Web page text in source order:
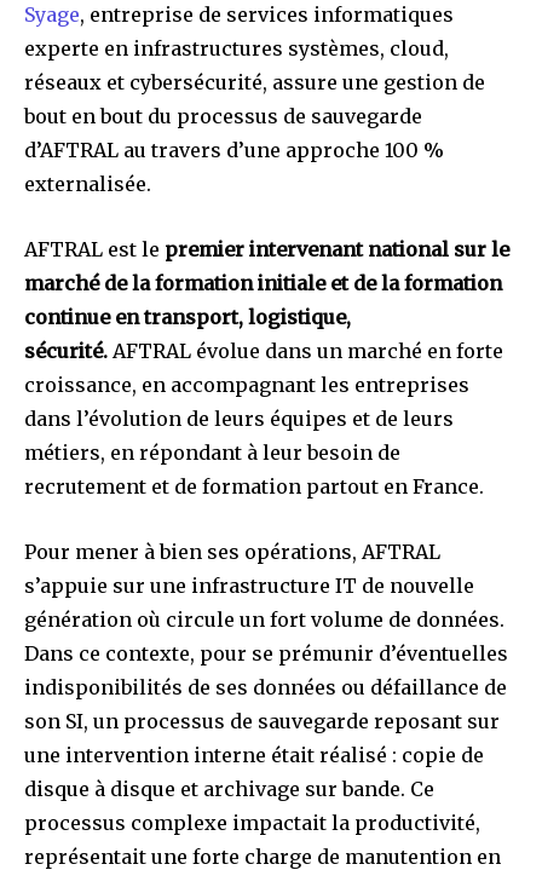
Syage, entreprise de services informatiques
experte en infrastructures systèmes, cloud,
réseaux et cybersécurité, assure une gestion de
bout en bout du processus de sauvegarde
d’AFTRAL au travers d’une approche 100 %
externalisée.
AFTRAL est le premier intervenant national sur le
marché de la formation initiale et de la formation
continue en transport, logistique,
sécurité. AFTRAL évolue dans un marché en forte
croissance, en accompagnant les entreprises
dans l’évolution de leurs équipes et de leurs
métiers, en répondant à leur besoin de
recrutement et de formation partout en France.
Pour mener à bien ses opérations, AFTRAL
s’appuie sur une infrastructure IT de nouvelle
génération où circule un fort volume de données.
Dans ce contexte, pour se prémunir d’éventuelles
indisponibilités de ses données ou défaillance de
son SI, un processus de sauvegarde reposant sur
une intervention interne était réalisé : copie de
disque à disque et archivage sur bande. Ce
processus complexe impactait la productivité,
représentait une forte charge de manutention en